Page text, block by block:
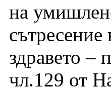
на
сътресение
здравето –
чл.129 от